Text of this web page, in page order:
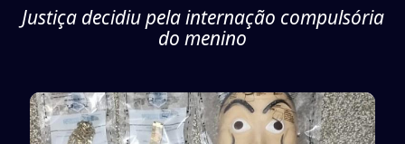
Justiça decidiu pela internação compulsória
do menino